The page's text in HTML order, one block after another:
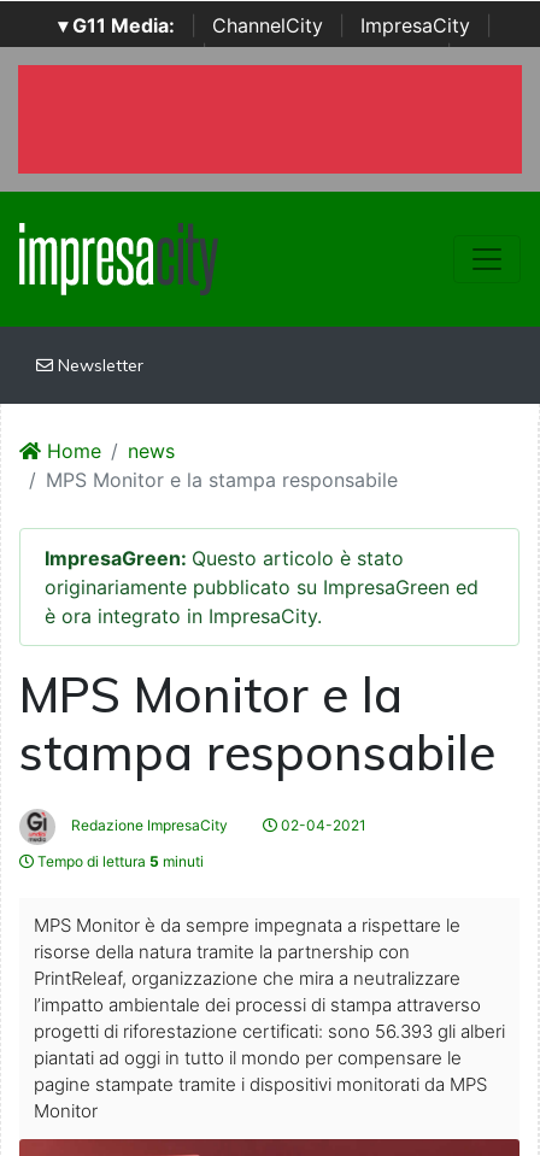
▾ G11 Media: ChannelCity ImpresaCity
SecurityOpenLab | Italian Channel Awards | Italian
Newsletter
Home
news
MPS Monitor e la stampa responsabile
ImpresaGreen: Questo articolo è stato
originariamente pubblicato su ImpresaGreen ed
è ora integrato in ImpresaCity.
MPS Monitor e la
stampa responsabile
Redazione ImpresaCity
02-04-2021
Tempo di lettura 5 minuti
MPS Monitor è da sempre impegnata a rispettare le
risorse della natura tramite la partnership con
PrintReleaf, organizzazione che mira a neutralizzare
l’impatto ambientale dei processi di stampa attraverso
progetti di riforestazione certificati: sono 56.393 gli alberi
piantati ad oggi in tutto il mondo per compensare le
pagine stampate tramite i dispositivi monitorati da MPS
Monitor